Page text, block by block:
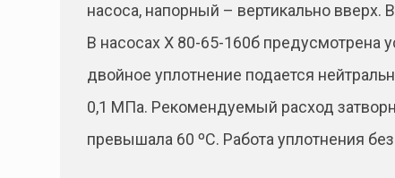
насоса, напорный – вертикально вверх.
В насосах Х 80-65-160б предусмотрена
двойное уплотнение подается
0,1 МПа. Рекомендуемый расход
превышала 60 ºС. Работа уплотнения